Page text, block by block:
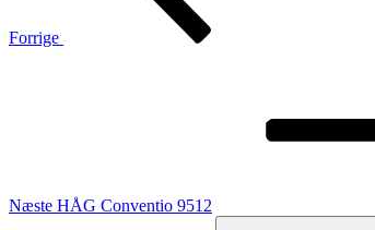
Forrige
Næste HÅG Conventio 9512